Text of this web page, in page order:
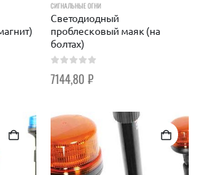
СИГНАЛЬНЫЕ ОГНИ
Светодиодный
проблесковый маяк (на
болтах)
7144,80 ₽